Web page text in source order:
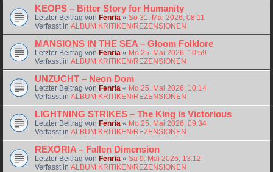
KEOPS – Bitter Story for Humanity
Letzter Beitrag von Fenria « So 31. Mai 2026, 08:11
Verfasst in ALBUM KRITIKEN/REZENSIONEN
MANSIONS IN THE SEA – Gloom Folklore
Letzter Beitrag von Fenria « Mo 25. Mai 2026, 10:59
Verfasst in ALBUM KRITIKEN/REZENSIONEN
UNZUCHT – Neon Dom
Letzter Beitrag von Fenria « Mo 25. Mai 2026, 10:14
Verfasst in ALBUM KRITIKEN/REZENSIONEN
LIGHTNING STRIKES – The King is Victorious
Letzter Beitrag von Fenria « Mo 25. Mai 2026, 09:34
Verfasst in ALBUM KRITIKEN/REZENSIONEN
REXORIA – Fallen Dimension
Letzter Beitrag von Fenria « Sa 9. Mai 2026, 13:12
Verfasst in ALBUM KRITIKEN/REZENSIONEN